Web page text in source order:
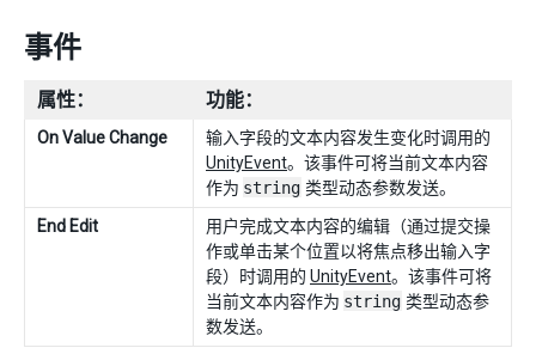
事件
属性： 功能：
On Value Change
输入字段的文本内容发生变化时调用的
UnityEvent。该事件可将当前文本内容
作为 string 类型动态参数发送。
End Edit
用户完成文本内容的编辑（通过提交操
作或单击某个位置以将焦点移出输入字
段）时调用的 UnityEvent。该事件可将
当前文本内容作为 string 类型动态参
数发送。